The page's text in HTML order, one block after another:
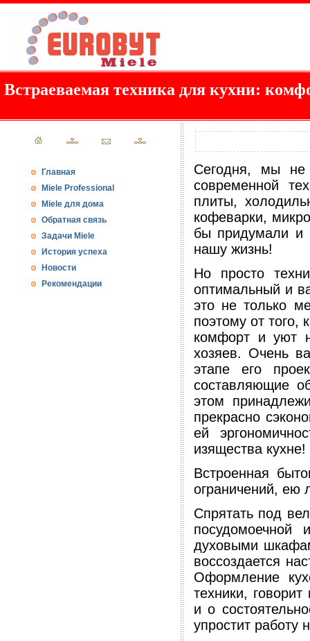
Встраеваемая техника для кухни:
Главная
Miele Professional
Miele для дома
Обратная связь
Задачи Miele
История успеха
Новости
Рекомендации
Сегодня, мы не
современной
плиты,
кофеварки,
бы придумали и
нашу жизнь!
Но просто
оптимальный и
это не только
поэтому от того,
комфорт и уют
хозяев. Очень
этапе его
составляющие
этом
прекрасно
ей
изящества кухне!
Встроенная
ограничений, ею
Спрятать под
посудомоечной
духовыми
воссоздается
Оформление
техники,
и о
упростит работу